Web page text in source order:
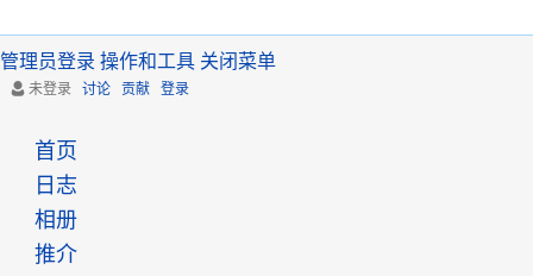
管理员登录 操作和工具 关闭菜单
未登录 讨论 贡献 登录
首页
日志
相册
推介